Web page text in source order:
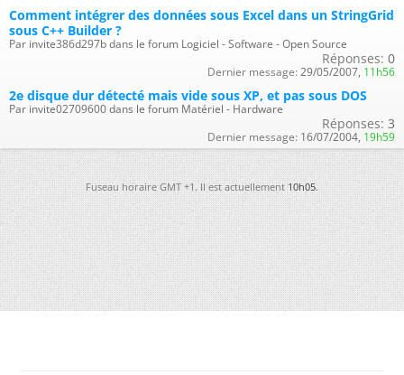
Comment intégrer des données sous Excel dans un StringGrid
sous C++ Builder ?
Par invite386d297b dans le forum Logiciel - Software - Open Source
Réponses: 0
Dernier message: 29/05/2007, 11h56
2e disque dur détecté mais vide sous XP, et pas sous DOS
Par invite02709600 dans le forum Matériel - Hardware
Réponses: 3
Dernier message: 16/07/2004, 19h59
Fuseau horaire GMT +1. Il est actuellement10h05.